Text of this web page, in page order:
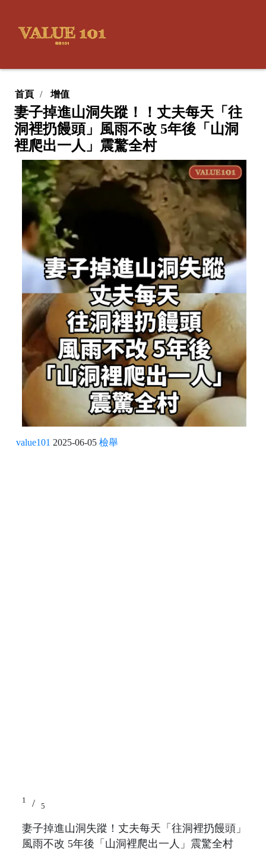
首頁 增值
妻子掉進山洞失蹤！！丈夫每天「往
洞裡扔饅頭」風雨不改 5年後「山洞
裡爬出一人」震驚全村
value101 2025-06-05 檢舉
1 / 5
妻子掉進山洞失蹤！丈夫每天「往洞裡扔饅頭」
風雨不改 5年後「山洞裡爬出一人」震驚全村